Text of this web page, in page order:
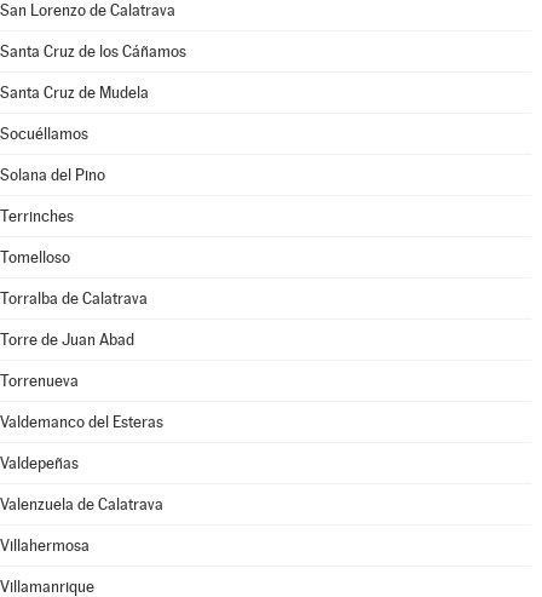
San Lorenzo de Calatrava
Santa Cruz de los Cáñamos
Santa Cruz de Mudela
Socuéllamos
Solana del Pino
Terrinches
Tomelloso
Torralba de Calatrava
Torre de Juan Abad
Torrenueva
Valdemanco del Esteras
Valdepeñas
Valenzuela de Calatrava
Villahermosa
Villamanrique